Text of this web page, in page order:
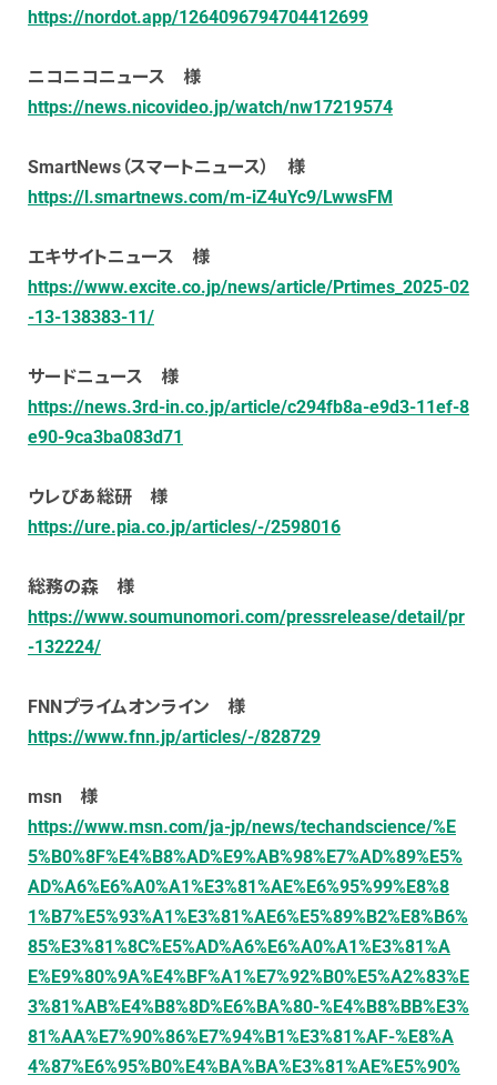
https://nordot.app/1264096794704412699
ニコニコニュース 様
https://news.nicovideo.jp/watch/nw17219574
SmartNews（スマートニュース） 様
https://l.smartnews.com/m-iZ4uYc9/LwwsFM
エキサイトニュース 様
https://www.excite.co.jp/news/article/Prtimes_2025-02
-13-138383-11/
サードニュース 様
https://news.3rd-in.co.jp/article/c294fb8a-e9d3-11ef-8
e90-9ca3ba083d71
ウレぴあ総研 様
https://ure.pia.co.jp/articles/-/2598016
総務の森 様
https://www.soumunomori.com/pressrelease/detail/pr
-132224/
FNNプライムオンライン 様
https://www.fnn.jp/articles/-/828729
msn 様
https://www.msn.com/ja-jp/news/techandscience/%E
5%B0%8F%E4%B8%AD%E9%AB%98%E7%AD%89%E5%
AD%A6%E6%A0%A1%E3%81%AE%E6%95%99%E8%8
1%B7%E5%93%A1%E3%81%AE6%E5%89%B2%E8%B6%
85%E3%81%8C%E5%AD%A6%E6%A0%A1%E3%81%A
E%E9%80%9A%E4%BF%A1%E7%92%B0%E5%A2%83%E
3%81%AB%E4%B8%8D%E6%BA%80-%E4%B8%BB%E3%
81%AA%E7%90%86%E7%94%B1%E3%81%AF-%E8%A
4%87%E6%95%B0%E4%BA%BA%E3%81%AE%E5%90%